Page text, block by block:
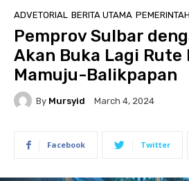
ADVETORIAL BERITA UTAMA
Pemprov Sulbar
Akan Buka Lagi Rute
Mamuju-Balikpapan
By Mursyid March 4, 2024
Facebook Twitter